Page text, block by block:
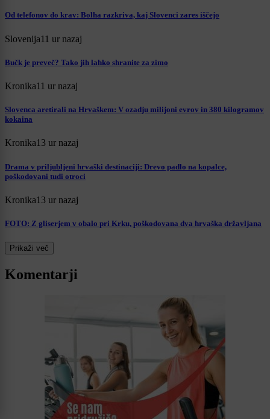
Od telefonov do krav: Bolha razkriva, kaj Slovenci zares iščejo
Slovenija11 ur nazaj
Bučk je preveč? Tako jih lahko shranite za zimo
Kronika11 ur nazaj
Slovenca aretirali na Hrvaškem: V ozadju milijoni evrov in 380 kilogramov
kokaina
Kronika13 ur nazaj
Drama v priljubljeni hrvaški destinaciji: Drevo padlo na kopalce,
poškodovani tudi otroci
Kronika13 ur nazaj
FOTO: Z gliserjem v obalo pri Krku, poškodovana dva hrvaška državljana
Prikaži več
Komentarji